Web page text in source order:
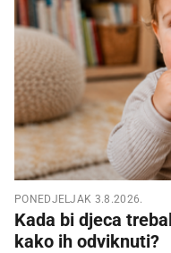
PONEDJELJAK 3.8.2026.
Kada bi djeca
kako ih odviknuti?